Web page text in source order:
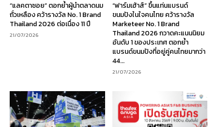
“แลคตาซอย” ตอกย้ำผู้นำตลาดนม
ถั่วเหลือง คว้ารางวัล No. 1 Brand
Thailand 2026 ต่อเนื่อง 11 ปี
21/07/2026
“ฟาร์มเฮ้าส์” ขึ้นแท่นแบรนด์
ขนมปังในใจคนไทย คว้ารางวัล
Marketeer No. 1 Brand
Thailand 2026 กวาดคะแนนนิยม
อันดับ 1 ของประเทศ ตอกย้ำ
แบรนด์ขนมปังที่อยู่คู่คนไทยมากว่า
44...
21/07/2026